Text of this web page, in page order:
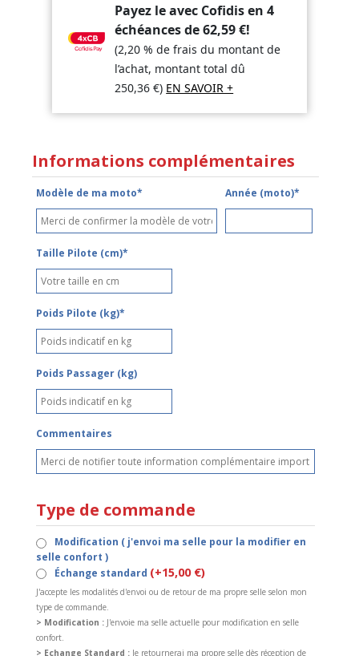
Payez le avec Cofidis en 4
échéances de62,59€!
(2,20 % de frais du montant de
l’achat, montant total dû
250,36€) EN SAVOIR +
Informations complémentaires
Modèle de ma moto* Année (moto)*
Taille Pilote (cm)*
Poids Pilote (kg)*
Poids Passager (kg)
Commentaires
Type de commande
Modification ( j'envoi ma selle pour la modifier en
selle confort )
Échange standard (+15,00 €)
J'accepte les modalités d'envoi ou de retour de ma propre selle selon mon
type de commande.
> Modification : J'envoie ma selle actuelle pour modification en selle
confort.
> Echange Standard :Je retournerai ma propre selle dès réception de